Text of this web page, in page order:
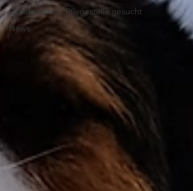
Gnadenplatz / Pflegestelle gesucht
News